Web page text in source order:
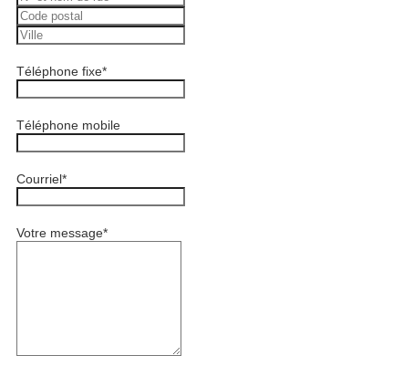
Téléphone fixe*
Téléphone mobile
Courriel*
Votre message*